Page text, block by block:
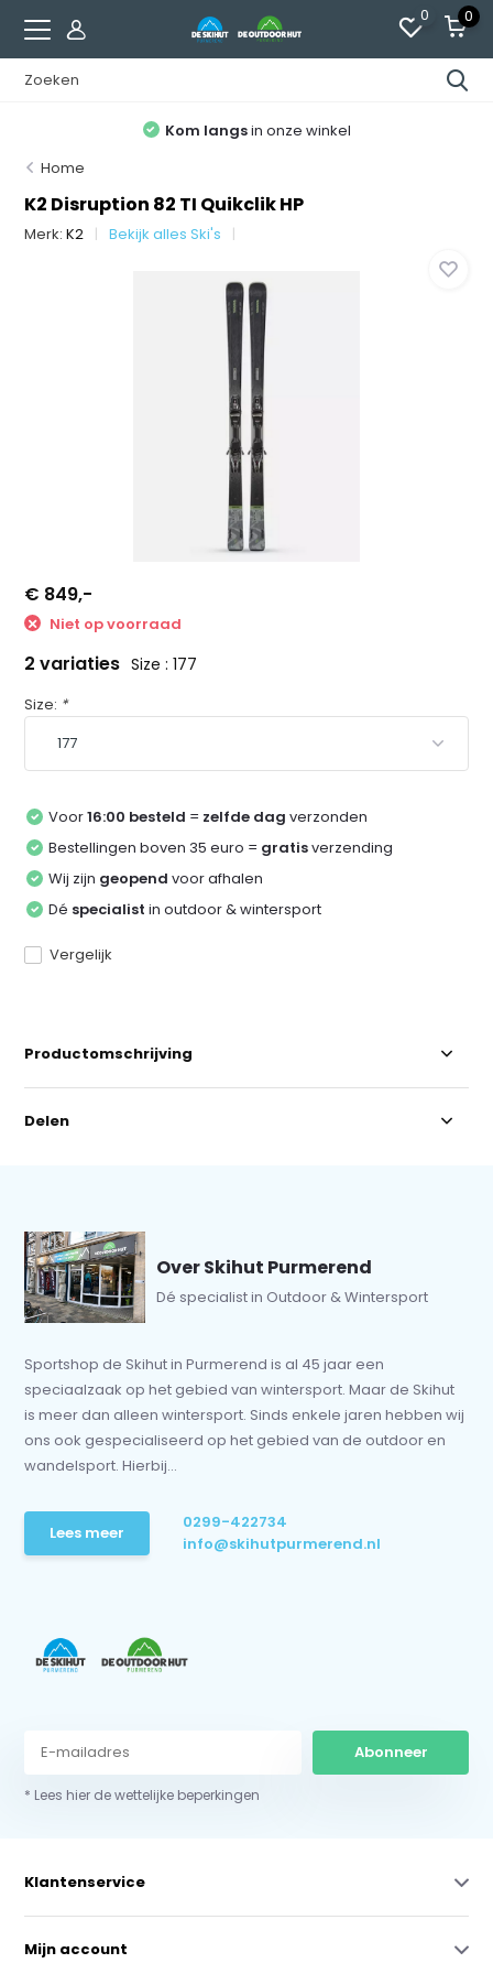
0 0
Kom langsin onze winkel
Home
K2 Disruption 82 TI Quikclik HP
Merk:K2 Bekijk alles Ski's
€ 849,-
Niet op voorraad
2 variaties Size : 177
Size: *
Voor16:00 besteld = zelfde dag verzonden
Bestellingen boven 35 euro = gratisverzending
Wij zijn geopend voor afhalen
Dé specialist in outdoor & wintersport
Vergelijk
Productomschrijving
Delen
Over Skihut Purmerend
Dé specialist in Outdoor & Wintersport
Sportshop de Skihut in Purmerend is al 45 jaar een
speciaalzaak op het gebied van wintersport. Maar de Skihut
is meer dan alleen wintersport. Sinds enkele jaren hebben wij
ons ook gespecialiseerd op het gebied van de outdoor en
wandelsport. Hierbij...
Lees meer
0299-422734
info@skihutpurmerend.nl
Abonneer
* Lees hier de wettelijke beperkingen
Klantenservice
Mijn account